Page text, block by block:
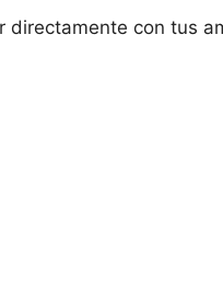
directamente con tus